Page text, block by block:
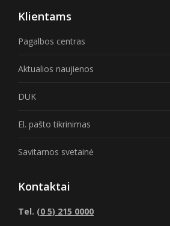
Klientams
Pagalbos centras
Aktualios naujienos
DUK
El. pašto tikrinimas
Savitarnos svetainė
Kontaktai
Tel. (0 5) 215 0000